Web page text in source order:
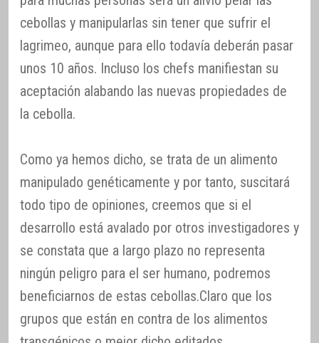
cebollas y manipularlas sin tener que sufrir el
lagrimeo, aunque para ello todavía deberán pasar
unos 10 años. Incluso los chefs manifiestan su
aceptación alabando las nuevas propiedades de
la cebolla.
Como ya hemos dicho, se trata de un alimento
manipulado genéticamente y por tanto, suscitará
todo tipo de opiniones, creemos que si el
desarrollo está avalado por otros investigadores y
se constata que a largo plazo no representa
ningún peligro para el ser humano, podremos
beneficiarnos de estas cebollas.Claro que los
grupos que están en contra de los alimentos